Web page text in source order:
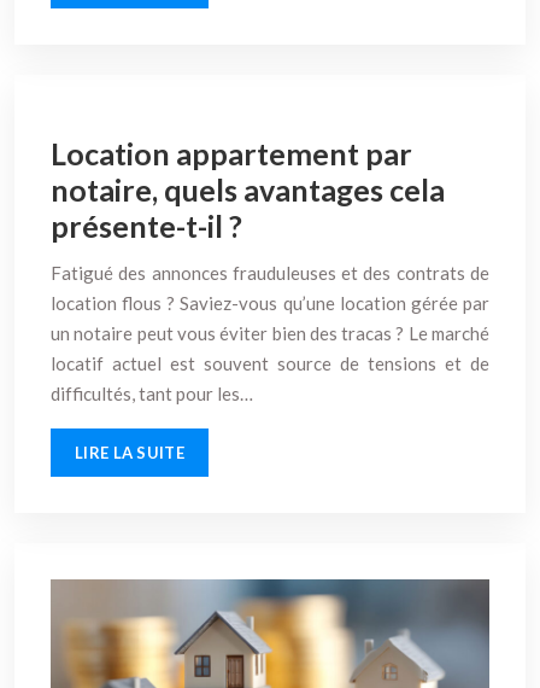
Location appartement par
notaire, quels avantages cela
présente-t-il ?
Fatigué des annonces frauduleuses et des contrats de
location flous ? Saviez-vous qu’une location gérée par
un notaire peut vous éviter bien des tracas ? Le marché
locatif actuel est souvent source de tensions et de
difficultés, tant pour les…
LIRE LA SUITE